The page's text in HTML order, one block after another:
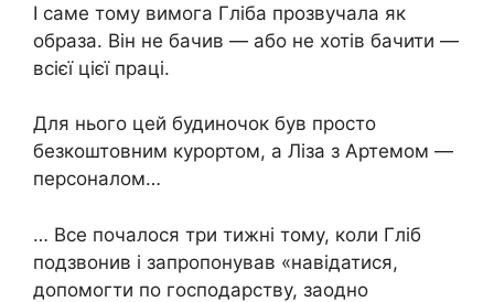
І саме тому вимога Гліба прозвучала як
образа. Він не бачив — або не хотів бачити —
всієї цієї праці.
Для нього цей будиночок був просто
безкоштовним курортом, а Ліза з Артемом —
персоналом…
… Все почалося три тижні тому, коли Гліб
подзвонив і запропонував «навідатися,
допомогти по господарству, заодно